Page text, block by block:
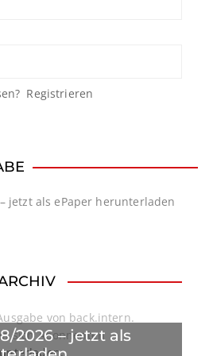
Registrieren
2026 – jetzt als
von back.intern.
sich Abonnenten